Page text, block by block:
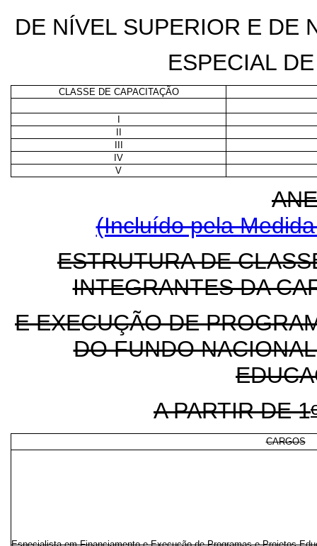
DE NÍVEL SUPERIOR E DE
ESPECIAL
CLASSE DE CAPACITAÇÃO
IV
V
(Incluído pela
ESTRUTURA DE
INTEGRANTES DA
E EXECUÇÃO DE
DO FUNDO
A PARTIR DE 1
CARGOS